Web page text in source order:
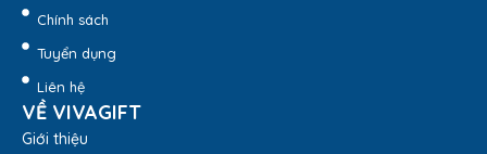
Chính sách
Tuyển dụng
Liên hệ
VỀ VIVAGIFT
Giới thiệu